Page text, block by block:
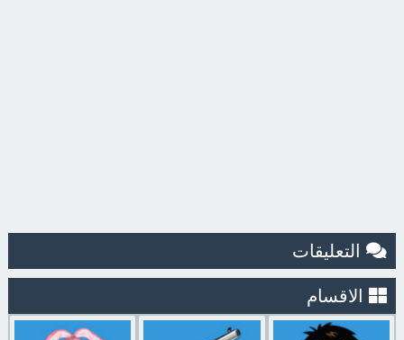
التعليقات
الاقسام